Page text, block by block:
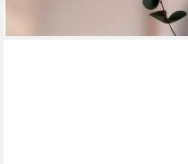
lieferbar - in 2-3 Werktagen bei dir